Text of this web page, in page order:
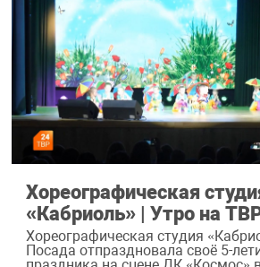
Хореографическая
«Кабриоль» | Утро на
Хореографическая студия
Посада отпраздновала своё 5-